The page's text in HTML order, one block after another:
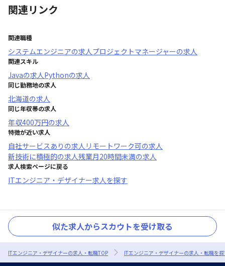
関連リンク
関連職種
システムエンジニアの求人プロジェクトマネージャーの求人
関連スキル
Javaの求人Pythonの求人
同じ勤務地の求人
北海道の求人
同じ年収帯の求人
年収400万円の求人
特徴が近い求人
自社サービスあり の求人 リモートワーク可の求人
新技術に積極的の求人残業月20時間未満の求人
求人検索ページに戻る
ITエンジニア・デザイナー求人を探す
似た求人からスカウトを受け取る
ITエンジニア・デザイナーの求人・転職TOP ITエンジニア・デザイナーの求人・転職を